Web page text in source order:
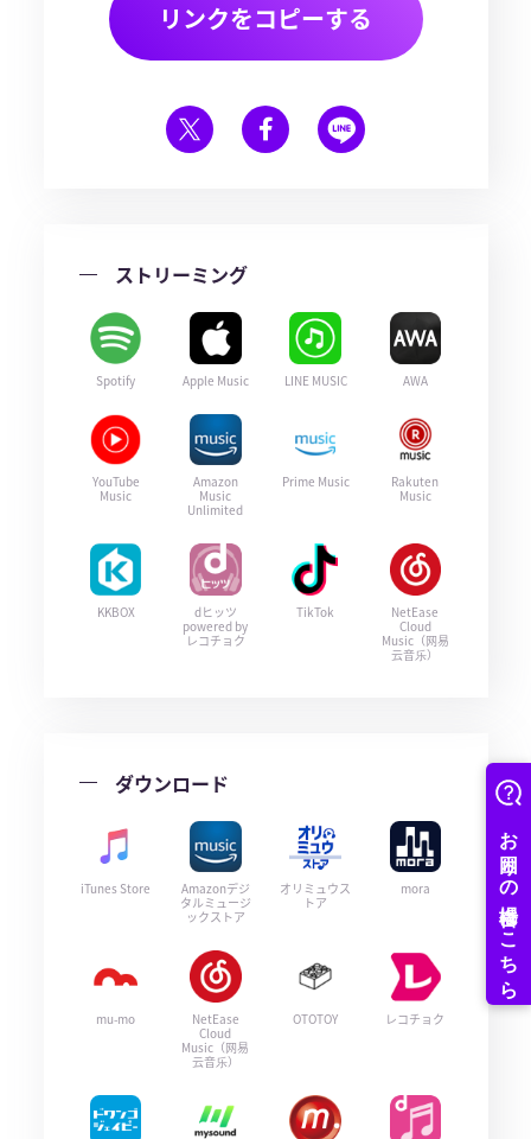
リンクをコピーする
ストリーミング
Spotify Apple Music LINE MUSIC AWA
YouTube
Music
Amazon
Music
Unlimited
Prime Music
Rakuten
Music
KKBOX
dヒッツ
powered by
レコチョク
TikTok
NetEase
Cloud
Music（网易
云音乐）
ダウンロード
iTunes Store
Amazonデジ
タルミュージ
ックストア
オリミュウス
トア
mora
mu-mo
NetEase
Cloud
Music（网易
云音乐）
OTOTOY レコチョク